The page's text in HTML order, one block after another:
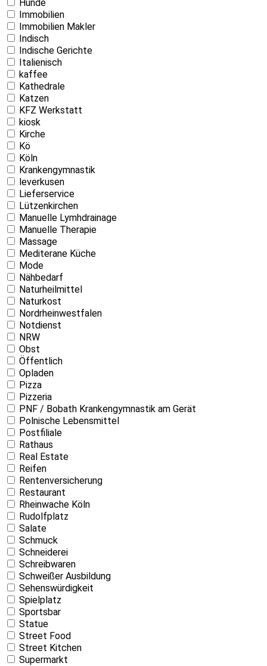
Hunde
Immobilien
Immobilien Makler
Indisch
Indische Gerichte
Italienisch
kaffee
Kathedrale
Katzen
KFZ Werkstatt
kiosk
Kirche
Kö
Köln
Krankengymnastik
leverkusen
Lieferservice
Lützenkirchen
Manuelle Lymhdrainage
Manuelle Therapie
Massage
Mediterane Küche
Mode
Nähbedarf
Naturheilmittel
Naturkost
Nordrheinwestfalen
Notdienst
NRW
Obst
Öffentlich
Opladen
Pizza
Pizzeria
PNF / Bobath Krankengymnastik am Gerät
Polnische Lebensmittel
Postfiliale
Rathaus
Real Estate
Reifen
Rentenversicherung
Restaurant
Rheinwache Köln
Rudolfplatz
Salate
Schmuck
Schneiderei
Schreibwaren
Schweißer Ausbildung
Sehenswürdigkeit
Spielplatz
Sportsbar
Statue
Street Food
Street Kitchen
Supermarkt